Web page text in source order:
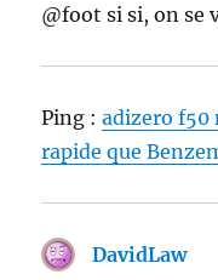
@foot si si, on se
Ping :adizero
rapide que
DavidLawdit :